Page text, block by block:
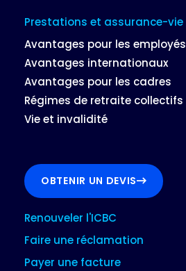
Prestations et assurance-vie
Avantages pour les employés
Avantages internationaux
Avantages pour les cadres
Régimes de retraite collectifs
Vie et invalidité
OBTENIR UN DEVIS
Renouveler l'ICBC
Faire une réclamation
Payer une facture